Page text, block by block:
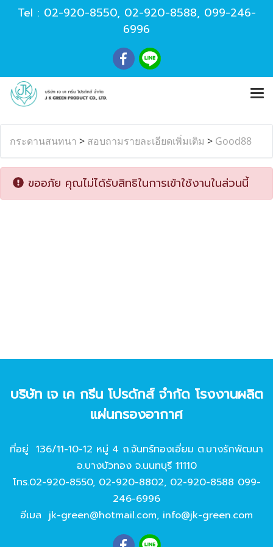
Tel : 02-920-8550, 02-920-8588, 099-246-
6996
กระดานสนทนา > สอบถามรายละเอียดเพิ่มเติม > Good88
ขออภัย คุณไม่ได้รับสิทธิในการเข้าใช้งานในส่วนนี้
บริษัท เจ เค กรีน โปรดักส์ จํากัด โรงงานผลิต
แผ่นกรองอากาศ
ที่อยู่ 136/11-10-12 หมู่ 4 ถ.จันทร์ทองเอี่ยม ต.บางรักพัฒนา
อ.บางบัวทอง จ.นนทบุรี 11110
โทร.02-920-8550, 02-920-8802, 02-920-8588 099-
246-6996
อีเมล jk-green@hotmail.com, info@jk-green.com